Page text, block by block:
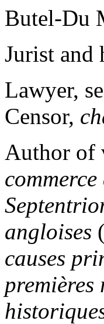
Butel-Du
Jurist and
Lawyer,
Censor,
Author of
angloises
causes
premières